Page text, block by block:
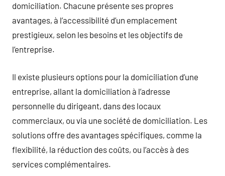
domiciliation. Chacune présente ses propres
avantages, à l’accessibilité d’un emplacement
prestigieux, selon les besoins et les objectifs de
l’entreprise.
Il existe plusieurs options pour la domiciliation d’une
entreprise, allant la domiciliation à l’adresse
personnelle du dirigeant, dans des locaux
commerciaux, ou via une société de domiciliation. Les
solutions offre des avantages spécifiques, comme la
flexibilité, la réduction des coûts, ou l’accès à des
services complémentaires.